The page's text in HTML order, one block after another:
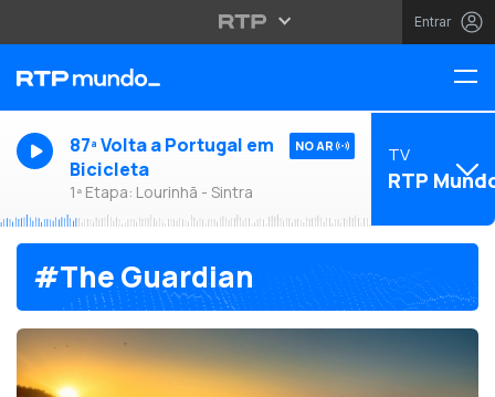
Entrar
87ª Volta a Portugal em
Bicicleta
1ª Etapa: Lourinhã - Sintra
NO AR TV
RTP
#The Guardian